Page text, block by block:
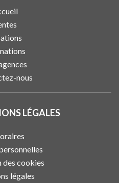
nous
LÉGALES
cookies
légales